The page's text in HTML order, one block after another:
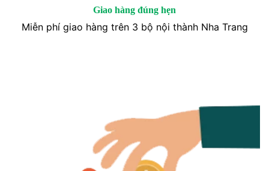
Giao hàng đúng hẹn
Miễn phí giao hàng trên 3 bộ nội thành Nha Trang